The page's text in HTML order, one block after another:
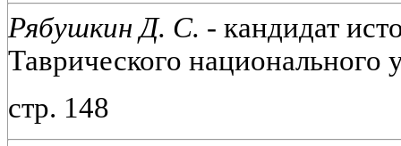
Рябушкин Д. С. - кандидат
Таврического национального
стр. 148